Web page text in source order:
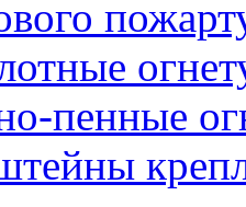
пенные